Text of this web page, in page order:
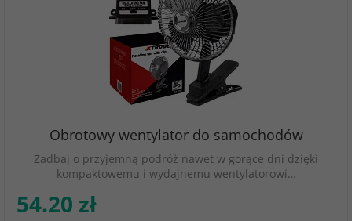
Obrotowy wentylator do samochodów
Zadbaj o przyjemną podróż nawet w gorące dni dzięki
kompaktowemu i wydajnemu wentylatorowi…
54.20 zł